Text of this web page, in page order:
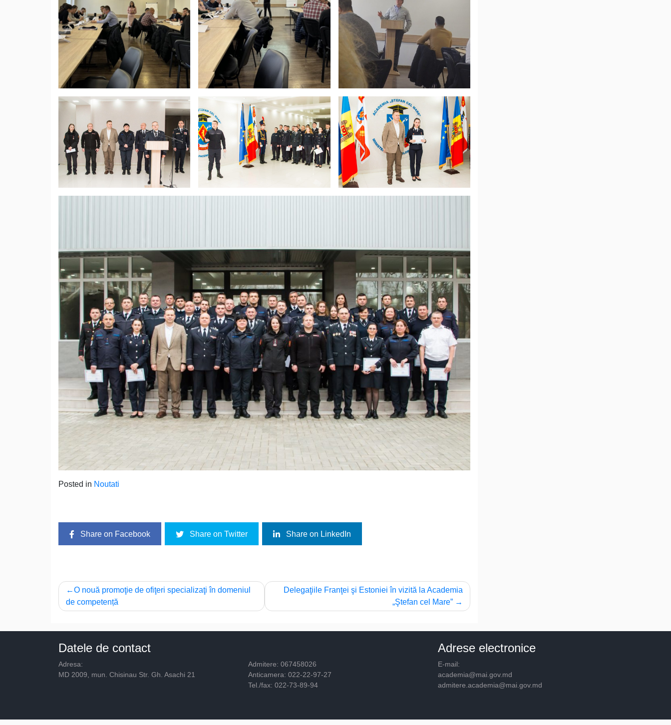
Posted in Noutati
Share on Facebook Share on Twitter Share on LinkedIn
Navigare
în
articole
O nouă promoţie de ofiţeri specializaţi în domeniul
de competență
Delegaţiile Franţei şi Estoniei în vizită la Academia
„Ştefan cel Mare”
Datele de contact
Adresa:
MD 2009, mun. Chisinau Str. Gh. Asachi 21
Admitere: 067458026
Anticamera: 022-22-97-27
Tel./fax: 022-73-89-94
Adrese electronice
E-mail:
academia@mai.gov.md
admitere.academia@mai.gov.md